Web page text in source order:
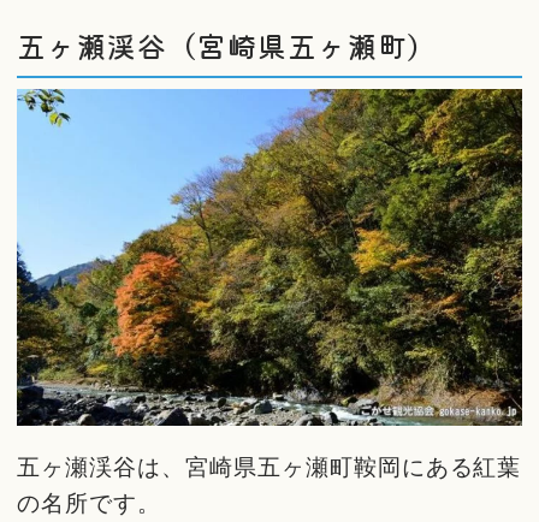
五ヶ瀬渓谷（宮崎県五ヶ瀬町）
五ヶ瀬渓谷は、宮崎県五ヶ瀬町鞍岡にある紅葉
の名所です。